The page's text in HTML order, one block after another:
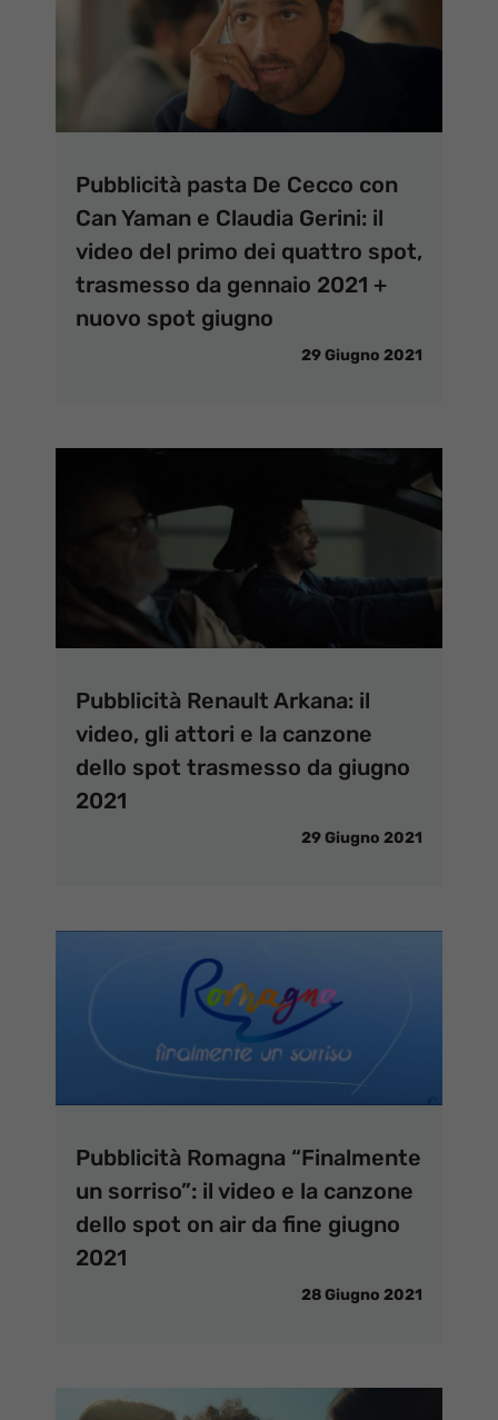
Pubblicità pasta De Cecco con
Can Yaman e Claudia Gerini: il
video del primo dei quattro spot,
trasmesso da gennaio 2021 +
nuovo spot giugno
29 Giugno 2021
Pubblicità Renault Arkana: il
video, gli attori e la canzone
dello spot trasmesso da giugno
2021
29 Giugno 2021
Pubblicità Romagna “Finalmente
un sorriso”: il video e la canzone
dello spot on air da fine giugno
2021
28 Giugno 2021